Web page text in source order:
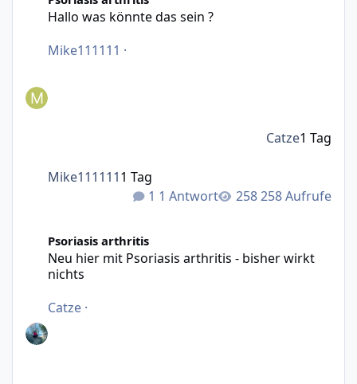
Hallo was könnte das sein ?
Mike111111 ·
1 Antwort 258 Aufrufe
Mike1111111 Tag
Catze1 Tag
Psoriasis arthritis
Neu hier mit Psoriasis arthritis - bisher wirkt
nichts
Catze ·